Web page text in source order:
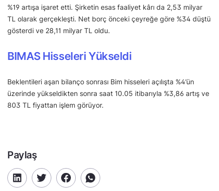
%19 artışa işaret etti. Şirketin esas faaliyet kârı da 2,53 milyar
TL olarak gerçekleşti. Net borç önceki çeyreğe göre %34 düştü
gösterdi ve 28,11 milyar TL oldu.
BIMAS Hisseleri Yükseldi
Beklentileri aşan bilanço sonrası Bim hisseleri açılışta %4’ün
üzerinde yükseldikten sonra saat 10.05 itibarıyla %3,86 artış ve
803 TL fiyattan işlem görüyor.
Paylaş